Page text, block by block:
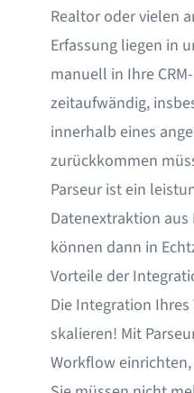
Realtor oder vielen
Erfassung liegen in
manuell in Ihre
zeitaufwändig,
innerhalb eines
zurückkommen
Parseur ist ein
Datenextraktion aus
können dann in
Vorteile der
Die Integration
skalieren! Mit
Workflow